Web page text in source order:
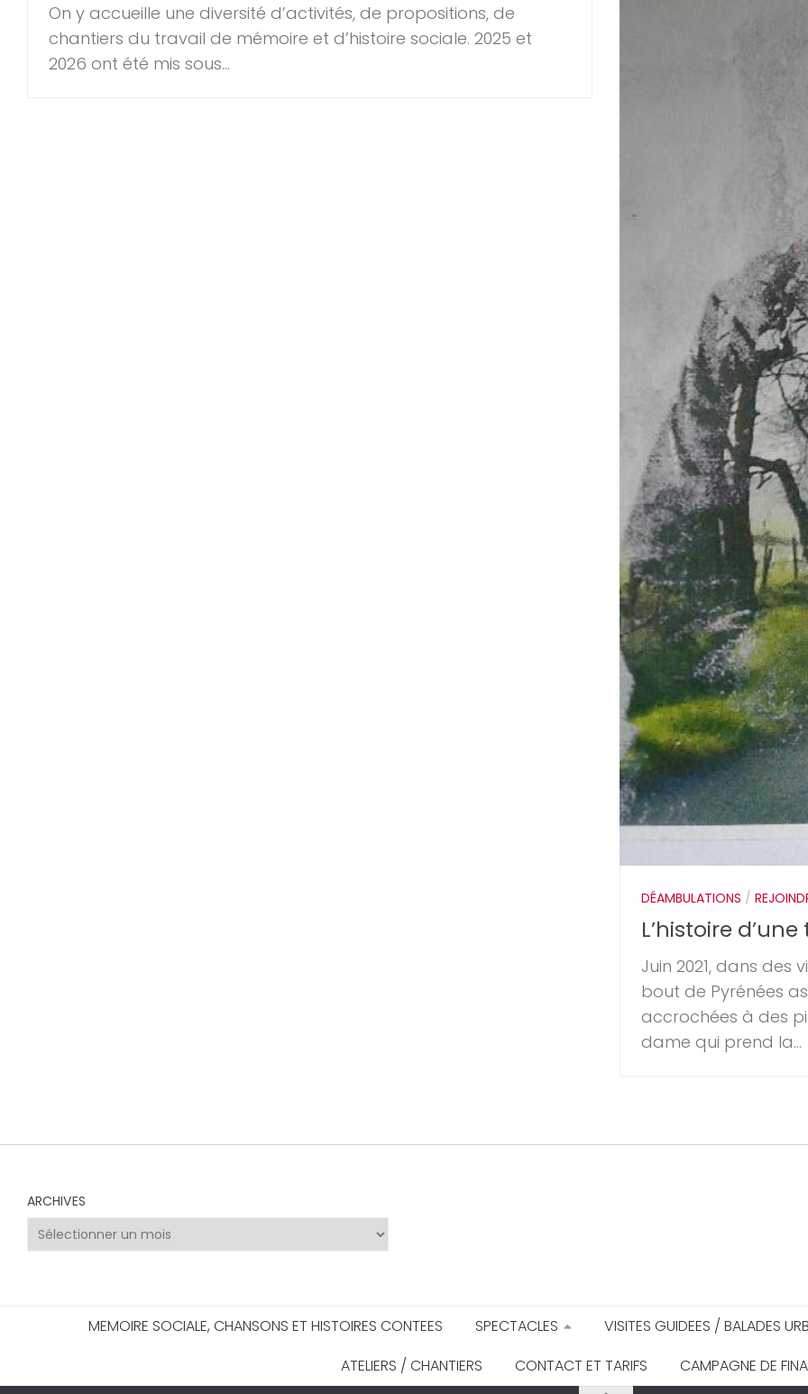
On y accueille une diversité d’activités, de propositions, de
chantiers du travail de mémoire et d’histoire sociale. 2025 et
2026 ont été mis sous...
DÉAMBULATIONS /
L’histoire
Juin 2021, dans des
bout de Pyrénées
accrochées à des
dame qui prend la...
ARCHIVES
Archives
MEMOIRE SOCIALE, CHANSONS ET HISTOIRES CONTEES SPECTACLES
VISITES GUIDEES / BALADES
ATELIERS / CHANTIERS
CONTACT ET TARIFS CAMPAGNE DE